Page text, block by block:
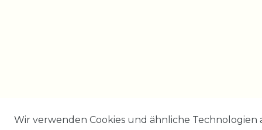
Wir verwenden Cookies und ähnliche